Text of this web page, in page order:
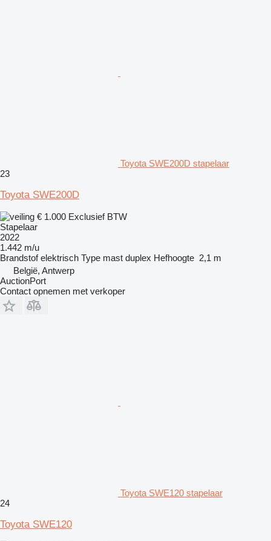
Toyota SWE200D stapelaar
23
Toyota SWE200D
€ 1.000 Exclusief BTW
Stapelaar
2022
1.442 m/u
Brandstof elektrisch Type mast duplex Hefhoogte 2,1 m
België, Antwerp
AuctionPort
Contact opnemen met verkoper
Toyota SWE120 stapelaar
24
Toyota SWE120